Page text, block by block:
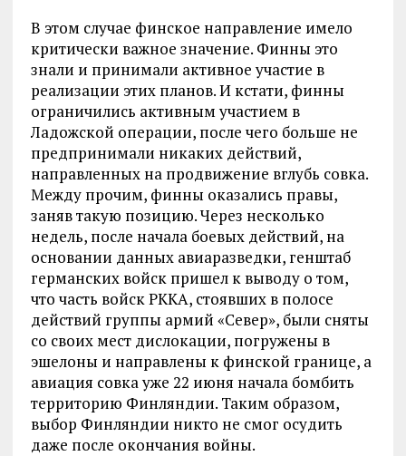
В этом случае финское направление имело
критически важное значение. Финны это
знали и принимали активное участие в
реализации этих планов. И кстати, финны
ограничились активным участием в
Ладожской операции, после чего больше не
предпринимали никаких действий,
направленных на продвижение вглубь совка.
Между прочим, финны оказались правы,
заняв такую позицию. Через несколько
недель, после начала боевых действий, на
основании данных авиаразведки, генштаб
германских войск пришел к выводу о том,
что часть войск РККА, стоявших в полосе
действий группы армий «Север», были сняты
со своих мест дислокации, погружены в
эшелоны и направлены к финской границе, а
авиация совка уже 22 июня начала бомбить
территорию Финляндии. Таким образом,
выбор Финляндии никто не смог осудить
даже после окончания войны.